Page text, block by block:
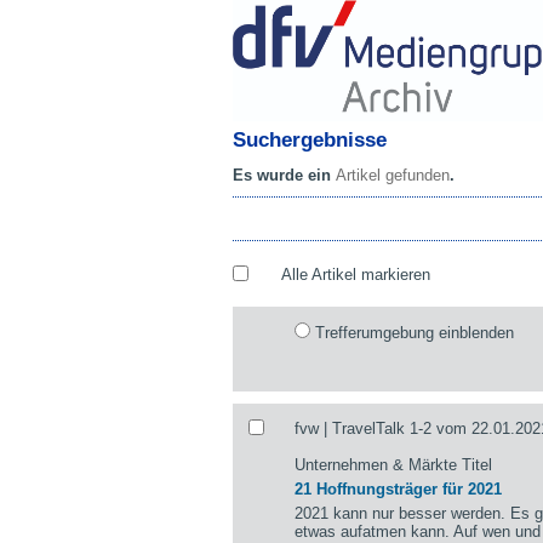
Suchergebnisse
Es wurde ein Artikel gefunden.
Alle Artikel markieren
Trefferumgebung einblenden
fvw | TravelTalk 1-2 vom
Unternehmen & Märkte Titel
21 Hoffnungsträger für 2021
2021 kann nur besser werden. Es
etwas aufatmen kann. Auf wen